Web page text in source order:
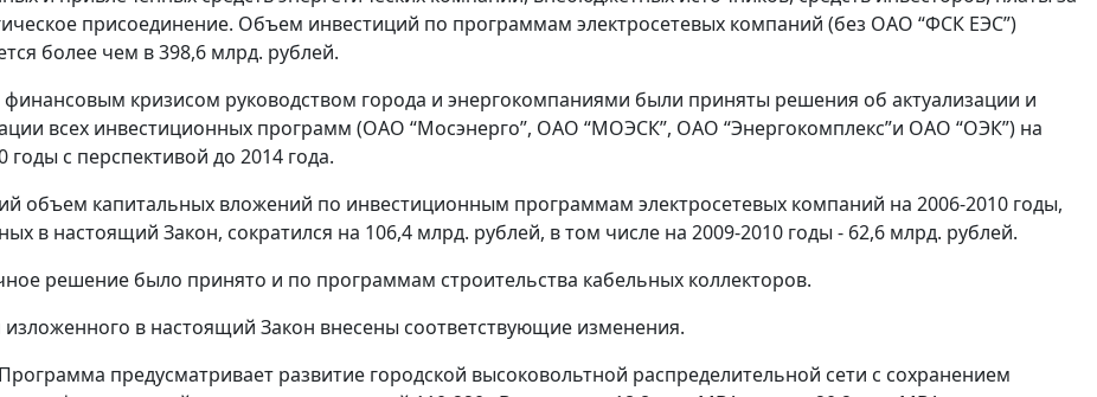
присоединение. Объем инвестиций по программам электросетевых компаний (без ОАО “ФСК ЕЭС”)
более чем в 398,6 млрд. рублей.
финансовым кризисом руководством города и энергокомпаниями были приняты решения об актуализации и
всех инвестиционных программ (ОАО “Мосэнерго”, ОАО “МОЭСК”, ОАО “Энергокомплекс”и ОАО “ОЭК”) на
годы с перспективой до 2014 года.
объем капитальных вложений по инвестиционным программам электросетевых компаний на 2006-2010 годы,
в настоящий Закон, сократился на 106,4 млрд. рублей, в том числе на 2009-2010 годы - 62,6 млрд. рублей.
решение было принято и по программам строительства кабельных коллекторов.
изложенного в настоящий Закон внесены соответствующие изменения.
предусматривает развитие городской высоковольтной распределительной сети с сохранением